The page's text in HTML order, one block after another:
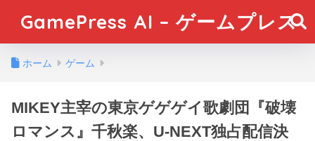
GamePress AI – ゲームプレス
ホーム ゲーム
MIKEY主宰の東京ゲゲゲイ歌劇団『破壊
ロマンス』千秋楽、U-NEXT独占配信決